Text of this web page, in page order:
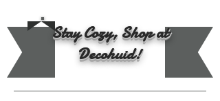
Stay Cozy, Shop at
Decohuid!